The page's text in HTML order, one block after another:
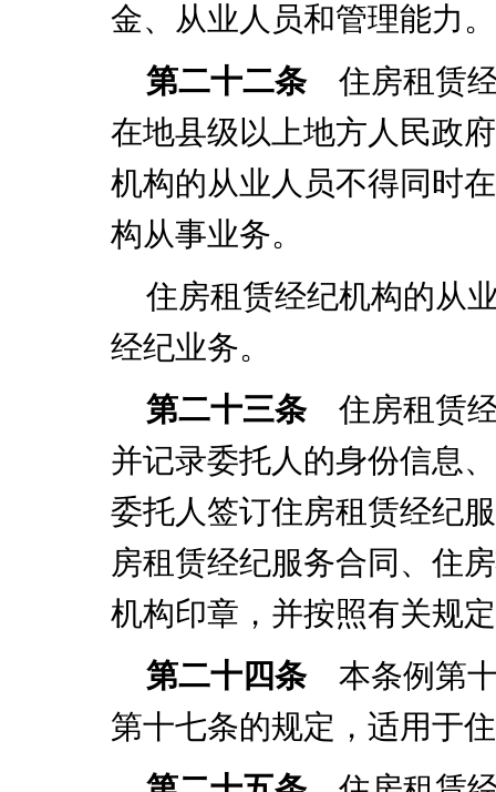
金、从业人员和管理能力。
第二十二条住房租赁经
在地县级以上地方人民政
机构的从业人员不得同时
构从事业务。
住房租赁经纪机构的从
经纪业务。
第二十三条住房租赁经
并记录委托人的身份信息
委托人签订住房租赁经纪
房租赁经纪服务合同、住
机构印章，并按照有关规
第二十四条本条例第十
第十七条的规定，适用于